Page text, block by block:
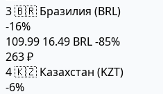
3🇧🇷 Бразилия (BRL)
-16%
109.99 16.49 BRL-85%
263 ₽
4🇰🇿 Казахстан (KZT)
-6%